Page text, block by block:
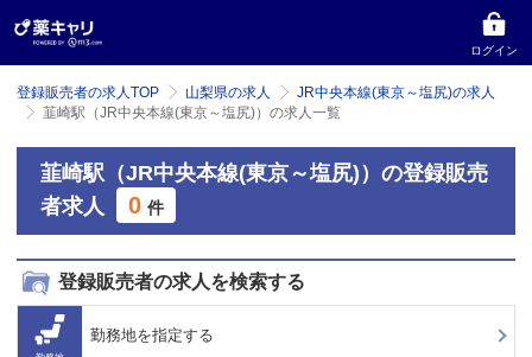
ログイン
登録販売者の求人TOP 山梨県の求人
JR中央本線(東京～塩尻)の求人
韮崎駅（JR中央本線(東京～塩尻)）の求人一覧
韮崎駅（JR中央本線(東京～塩尻)）の登録販売
者求人
0 件
登録販売者の求人を検索する
勤務地を指定する